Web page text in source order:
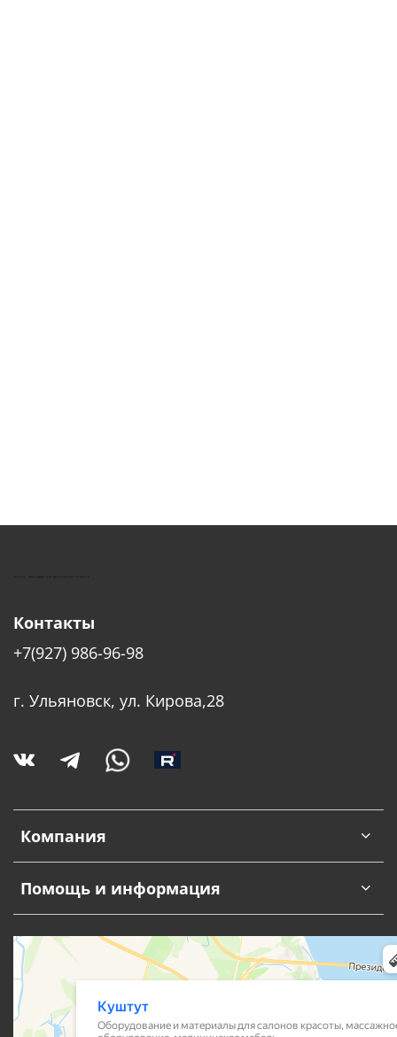
КУШТУТ - ОБОРУДОВАНИЕ ДЛЯ САЛОНОВ КРАСОТЫ
Компания
Помощь и информация
Контакты
+7(927) 986-96-98
г. Ульяновск, ул. Кирова,28